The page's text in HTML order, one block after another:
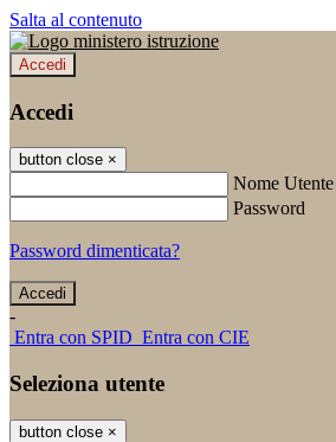
Salta al contenuto
Accedi
Accedi
button close ×
Nome Utente
Password
Password dimenticata?
-
Entra con SPID Entra con CIE
Seleziona utente
button close ×